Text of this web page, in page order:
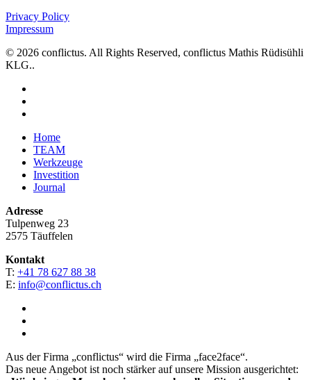
Privacy Policy
Impressum
© 2026 conflictus. All Rights Reserved, conflictus Mathis Rüdisühli
KLG..
Home
TEAM
Werkzeuge
Investition
Journal
Adresse
Tulpenweg 23
2575 Täuffelen
Kontakt
T: +41 78 627 88 38
E: info@conflictus.ch
Aus der Firma „conflictus“ wird die Firma „face2face“.
Das neue Angebot ist noch stärker auf unsere Mission ausgerichtet: